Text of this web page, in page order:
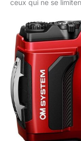
ceux qui ne se